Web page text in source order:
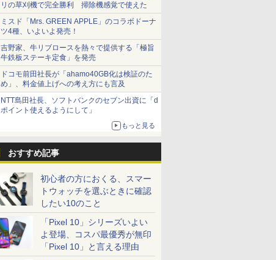
リの草刈機で完全勝利 掃除機感覚で使えた
ミスド「Mrs. GREEN APPLE」のコラボドーナ
ツ4種、いよいよ発売！
吉野家、牛リブロースを熱々で提供する「極旨
牛鉄板ステーキ定食」を発売
ドコモ前田社長が「ahamo40GB化は検証のた
め」、料金値上げへの考え方にも言及
NTT島田社長、ソフトバンクのセブン出資に「d
ポイント使えるようにして」
もっと見る
おすすめ記事
初心者の方におくる、スマー
トウォッチを選ぶときに確認
したい10のこと
「Pixel 10」シリーズいよい
よ登場、コスパ最優秀が無印
「Pixel 10」と言える理由